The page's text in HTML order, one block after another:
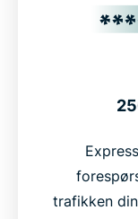
trafikken